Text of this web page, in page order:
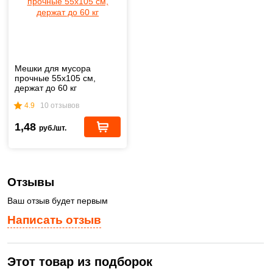
Мешки для мусора
прочные 55х105 см,
держат до 60 кг
4.9 10 отзывов
1,48 руб./шт.
Написать отзыв
Отзывы
Ваш отзыв будет первым
Этот товар из подборок